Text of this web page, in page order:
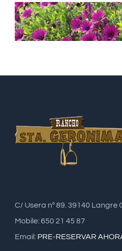
C/ Usera nº 89. 39140 Langre
Mobile: 650 21 45 87
Email: PRE-RESERVAR